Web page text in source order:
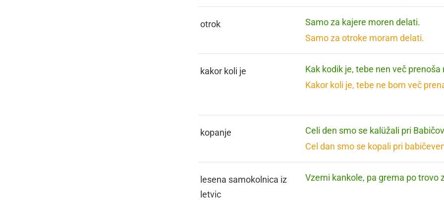
otrok
Samo za kajere moren delati.
Samo za otroke moram delati.
kakor koli je
Kak kodik je, tebe nen več prenoša
Kakor koli je, tebe ne bom več
kopanje
Celi den smo se kalüžali pri
Cel dan smo se kopali pri
lesena samokolnica iz
letvic
Vzemi kankole, pa grema po trovo